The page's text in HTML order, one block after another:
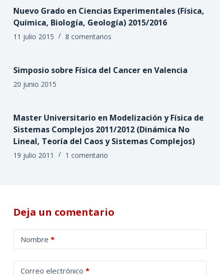
Nuevo Grado en Ciencias Experimentales (Física,
Química, Biología, Geología) 2015/2016
11 julio 2015 8 comentarios
Simposio sobre Física del Cancer en Valencia
20 junio 2015
Master Universitario en Modelización y Física de
Sistemas Complejos 2011/2012 (Dinámica No
Lineal, Teoría del Caos y Sistemas Complejos)
19 julio 2011 1 comentario
Deja un comentario
Nombre *
Correo electrónico *
l
t